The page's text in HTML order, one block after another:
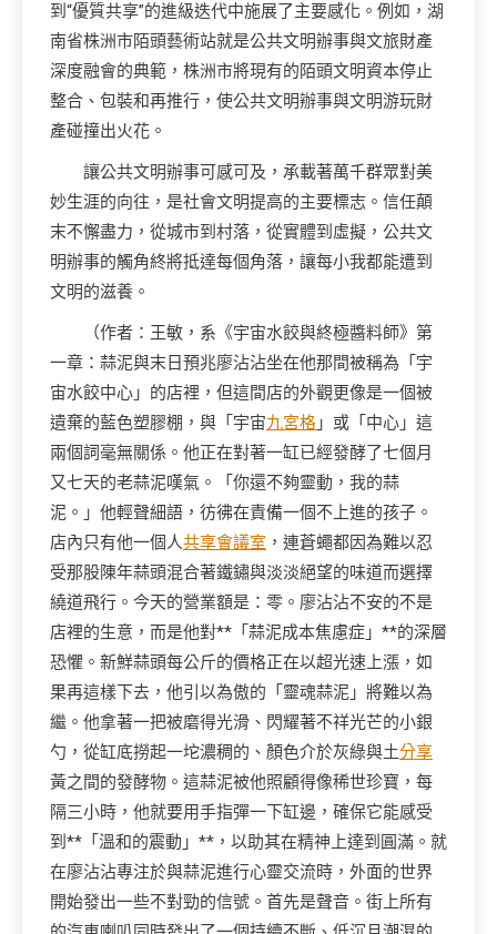
到“優質共享”的進級迭代中施展了主要感化。例如，湖
南省株洲市陌頭藝術站就是公共文明辦事與文旅財產
深度融會的典範，株洲市將現有的陌頭文明資本停止
整合、包裝和再推行，使公共文明辦事與文明游玩財
產碰撞出火花。
讓公共文明辦事可感可及，承載著萬千群眾對美
妙生涯的向往，是社會文明提高的主要標志。信任顛
末不懈盡力，從城市到村落，從實體到虛擬，公共文
明辦事的觸角終將抵達每個角落，讓每小我都能遭到
文明的滋養。
（作者：王敏，系《宇宙水餃與終極醬料師》第
一章：蒜泥與末日預兆廖沾沾坐在他那間被稱為「宇
宙水餃中心」的店裡，但這間店的外觀更像是一個被
遺棄的藍色塑膠棚，與「宇宙九宮格 」或「中心」這
兩個詞毫無關係。他正在對著一缸已經發酵了七個月
又七天的老蒜泥嘆氣。「你還不夠靈動，我的蒜
泥。」他輕聲細語，彷彿在責備一個不上進的孩子。
店內只有他一個人共享會議室 ，連蒼蠅都因為難以忍
受那股陳年蒜頭混合著鐵鏽與淡淡絕望的味道而選擇
繞道飛行。今天的營業額是：零。廖沾沾不安的不是
店裡的生意，而是他對**「蒜泥成本焦慮症」**的深層
恐懼。新鮮蒜頭每公斤的價格正在以超光速上漲，如
果再這樣下去，他引以為傲的「靈魂蒜泥」將難以為
繼。他拿著一把被磨得光滑、閃耀著不祥光芒的小銀
勺，從缸底撈起一坨濃稠的、顏色介於灰綠與土分享
黃之間的發酵物。這蒜泥被他照顧得像稀世珍寶，每
隔三小時，他就要用手指彈一下缸邊，確保它能感受
到**「溫和的震動」**，以助其在精神上達到圓滿。就
在廖沾沾專注於與蒜泥進行心靈交流時，外面的世界
開始發出一些不對勁的信號。首先是聲音。街上所有